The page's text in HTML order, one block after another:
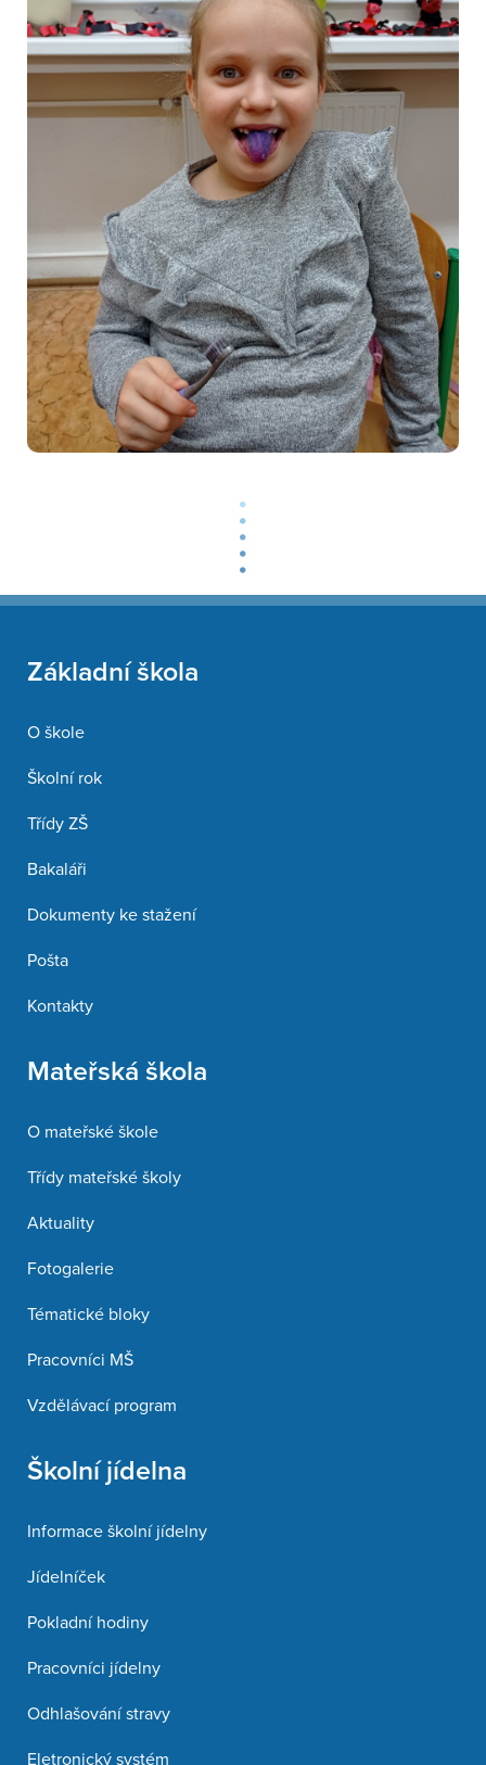
Základní škola
O škole
Školní rok
Třídy ZŠ
Bakaláři
Dokumenty ke stažení
Pošta
Kontakty
Mateřská škola
O mateřské škole
Třídy mateřské školy
Aktuality
Fotogalerie
Tématické bloky
Pracovníci MŠ
Vzdělávací program
Školní jídelna
Informace školní jídelny
Jídelníček
Pokladní hodiny
Pracovníci jídelny
Odhlašování stravy
Eletronický systém